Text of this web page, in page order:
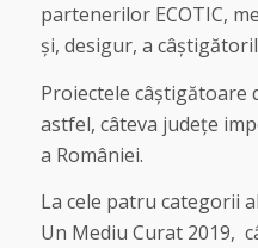
partenerilor ECOTIC,
și, desigur, a
Proiectele câștigătoare
astfel, câteva județe
a României.
La cele patru categorii
Un Mediu Curat 2019,